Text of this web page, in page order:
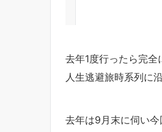
去年1度行ったら完
人生逃避旅時系列に
去年は9月末に伺い今